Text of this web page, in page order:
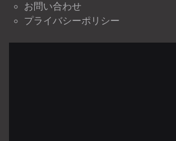
お問い合わせ
プライバシーポリシー